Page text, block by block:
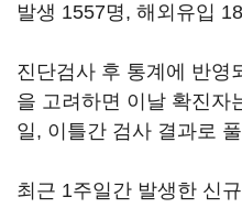
발생 1557명, 해외유입
진단검사 후 통계에 반영
을 고려하면 이날 확진자
일, 이틀간 검사 결과로
최근 1주일간 발생한 신